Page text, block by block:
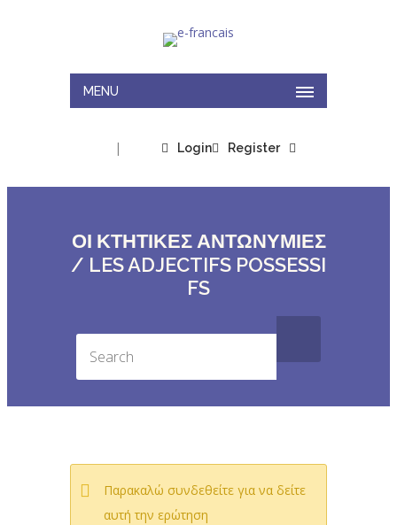
MENU
Login
| Register
ΟΙ ΚΤΗΤΙΚΕΣ ΑΝΤΩΝΥΜΙΕΣ
/ LES ADJECTIFS POSSESSI
FS
Παρακαλώ συνδεθείτε για να δείτε
αυτή την ερώτηση